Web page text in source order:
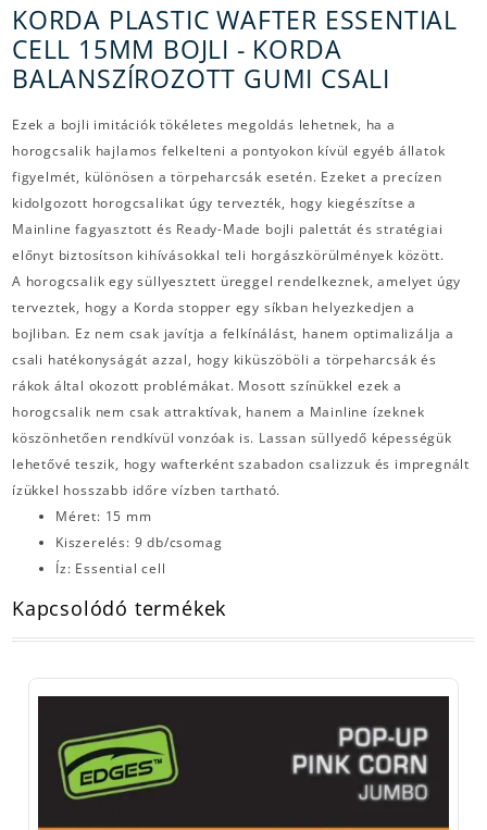
KORDA PLASTIC WAFTER ESSENTIAL
CELL 15MM BOJLI - KORDA
BALANSZÍROZOTT GUMI CSALI
Ezek a bojli imitációk tökéletes megoldás lehetnek, ha a
horogcsalik hajlamos felkelteni a pontyokon kívül egyéb állatok
figyelmét, különösen a törpeharcsák esetén. Ezeket a precízen
kidolgozott horogcsalikat úgy tervezték, hogy kiegészítse a
Mainline fagyasztott és Ready-Made bojli palettát és stratégiai
előnyt biztosítson kihívásokkal teli horgászkörülmények között.
A horogcsalik egy süllyesztett üreggel rendelkeznek, amelyet úgy
terveztek, hogy a Korda stopper egy síkban helyezkedjen a
bojliban. Ez nem csak javítja a felkínálást, hanem optimalizálja a
csali hatékonyságát azzal, hogy kiküszöböli a törpeharcsák és
rákok által okozott problémákat. Mosott színükkel ezek a
horogcsalik nem csak attraktívak, hanem a Mainline ízeknek
köszönhetően rendkívül vonzóak is. Lassan süllyedő képességük
lehetővé teszik, hogy wafterként szabadon csalizzuk és impregnált
ízükkel hosszabb időre vízben tartható.
Méret: 15 mm
Kiszerelés: 9 db/csomag
Íz: Essential cell
Kapcsolódó termékek